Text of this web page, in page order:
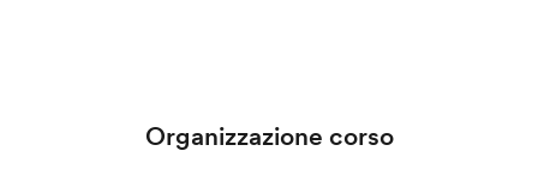
Organizzazione corso